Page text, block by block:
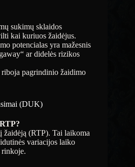
sukimų sklaidos
kai kuriuos žaidėjus.
potencialas yra mažesnis
ar didelės rizikos
pagrindinio žaidimo
(DUK)
žaidėją (RTP). Tai laikoma
variacijos laiko
rinkoje.